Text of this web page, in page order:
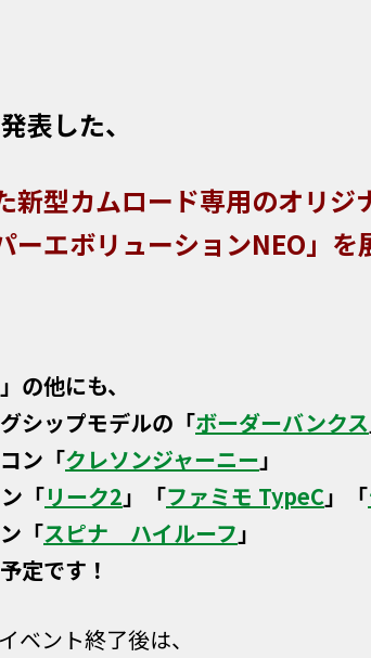
表した、
新型カムロード専用のオリジ
ーエボリューションNEO」を
」の他にも、
シップモデルの「ボーダーバンクス
ン「クレソンジャーニー」
「リーク2」「ファミモ TypeC」「
「スピナ ハイルーフ 」
定です！
ベント終了後は、